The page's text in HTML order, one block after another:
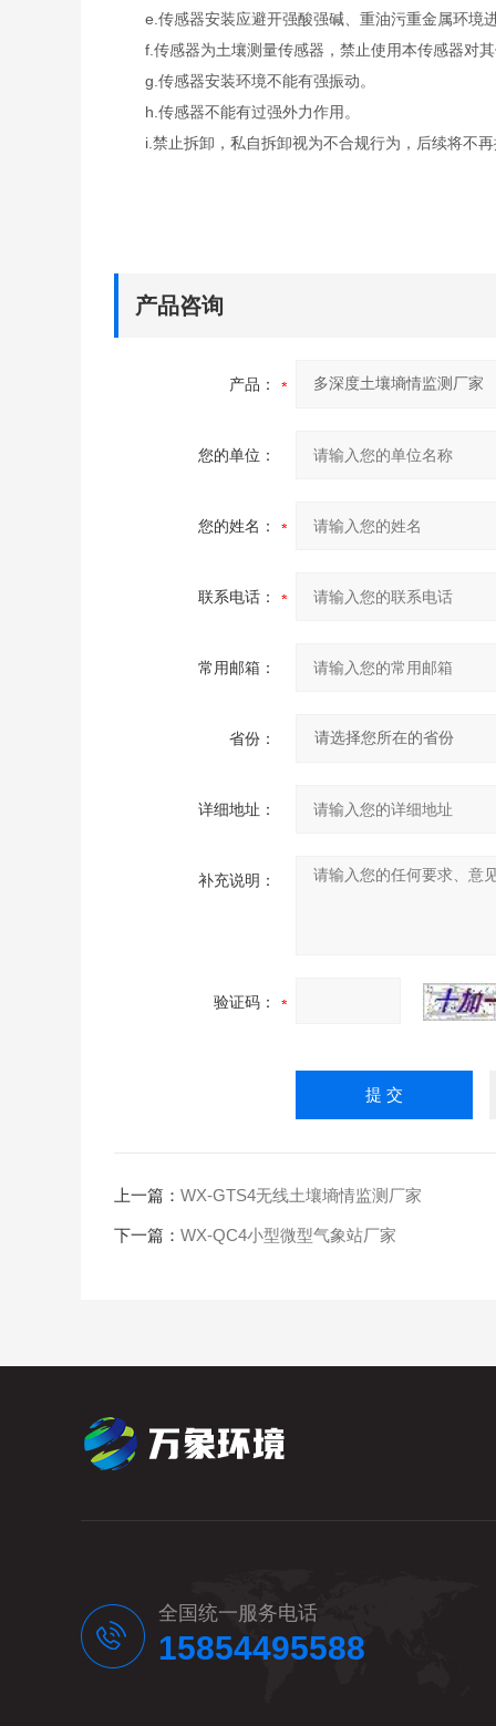
e.传感器安装应避开强酸强碱、重油污重金属环境
f.传感器为土壤测量传感器，禁止使用本传感器对其
g.传感器安装环境不能有强振动。
h.传感器不能有过强外力作用。
i.禁止拆卸，私自拆卸视为不合规行为，后续将不再
产品咨询
产品：
您的单位：
您的姓名：
联系电话：
常用邮箱：
省份：
详细地址：
补充说明：
验证码：
上一篇： WX-GTS4无线土壤墒情监测厂家
下一篇： WX-QC4小型微型气象站厂家
全国统一服务电话
15854495588